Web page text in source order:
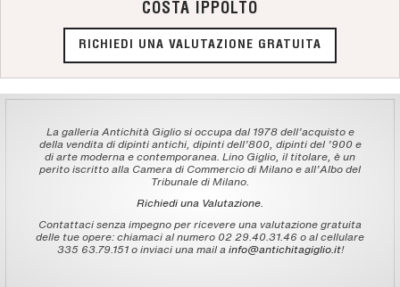
COSTA IPPOLTO
RICHIEDI UNA VALUTAZIONE GRATUITA
La galleria Antichità Giglio si occupa dal 1978 dell'acquisto e
della vendita di dipinti antichi, dipinti dell'800, dipinti del '900 e
di arte moderna e contemporanea. Lino Giglio, il titolare, è un
perito iscritto alla Camera di Commercio di Milano e all'Albo del
Tribunale di Milano.
Richiedi una Valutazione.
Contattaci senza impegno per ricevere una valutazione gratuita
delle tue opere: chiamaci al numero 02 29.40.31.46 o al cellulare
335 63.79.151 o inviaci una mail a info@antichitagiglio.it!